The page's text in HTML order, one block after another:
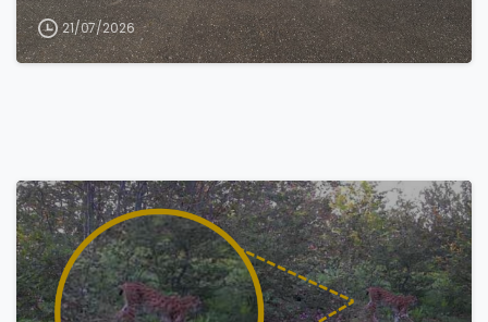
21/07/2026